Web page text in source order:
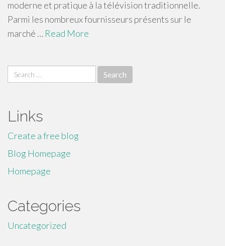
moderne et pratique à la télévision traditionnelle.
Parmi les nombreux fournisseurs présents sur le
marché … Read More
Search
for:
Links
Create a free blog
Blog Homepage
Homepage
Categories
Uncategorized